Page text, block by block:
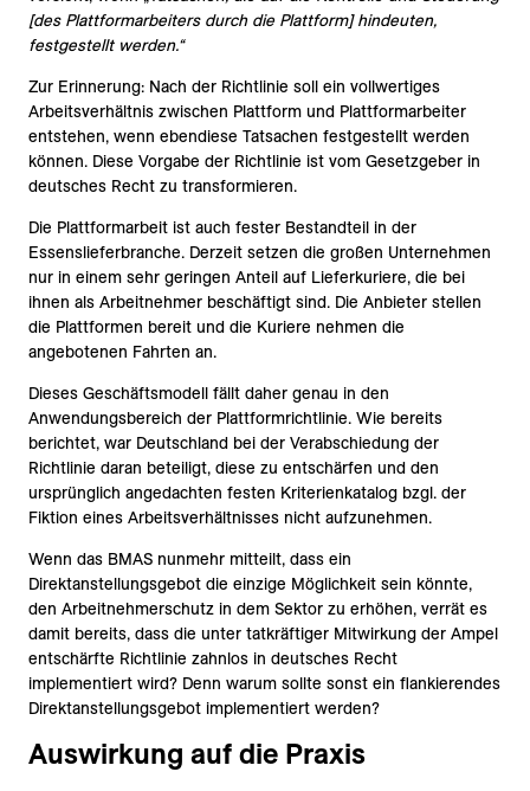
[des Plattformarbeiters durch die Plattform] hindeuten,
festgestellt werden.“
Zur Erinnerung: Nach der Richtlinie soll ein vollwertiges
Arbeitsverhältnis zwischen Plattform und Plattformarbeiter
entstehen, wenn ebendiese Tatsachen festgestellt werden
können. Diese Vorgabe der Richtlinie ist vom Gesetzgeber in
deutsches Recht zu transformieren.
Die Plattformarbeit ist auch fester Bestandteil in der
Essenslieferbranche. Derzeit setzen die großen Unternehmen
nur in einem sehr geringen Anteil auf Lieferkuriere, die bei
ihnen als Arbeitnehmer beschäftigt sind. Die Anbieter stellen
die Plattformen bereit und die Kuriere nehmen die
angebotenen Fahrten an.
Dieses Geschäftsmodell fällt daher genau in den
Anwendungsbereich der Plattformrichtlinie. Wie bereits
berichtet, war Deutschland bei der Verabschiedung der
Richtlinie daran beteiligt, diese zu entschärfen und den
ursprünglich angedachten festen Kriterienkatalog bzgl. der
Fiktion eines Arbeitsverhältnisses nicht aufzunehmen.
Wenn das BMAS nunmehr mitteilt, dass ein
Direktanstellungsgebot die einzige Möglichkeit sein könnte,
den Arbeitnehmerschutz in dem Sektor zu erhöhen, verrät es
damit bereits, dass die unter tatkräftiger Mitwirkung der Ampel
entschärfte Richtlinie zahnlos in deutsches Recht
implementiert wird? Denn warum sollte sonst ein flankierendes
Direktanstellungsgebot implementiert werden?
Auswirkung auf die Praxis